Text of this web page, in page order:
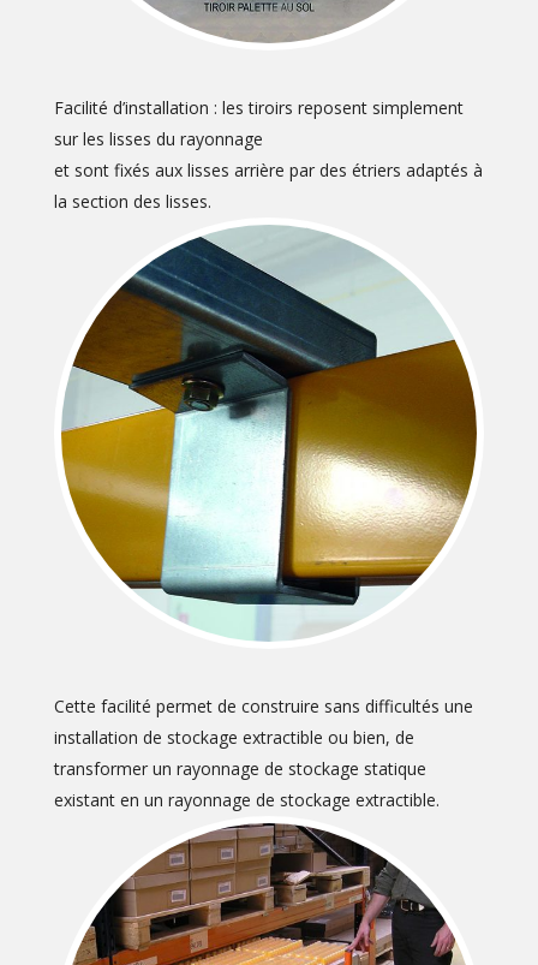
Facilité d’installation : les tiroirs reposent simplement
sur les lisses du rayonnage
et sont fixés aux lisses arrière par des étriers adaptés à
la section des lisses.
Cette facilité permet de construire sans difficultés une
installation de stockage extractible ou bien, de
transformer un rayonnage de stockage statique
existant en un rayonnage de stockage extractible.